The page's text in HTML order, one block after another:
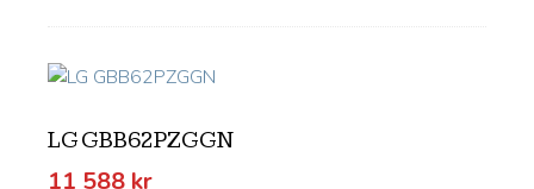
LG GBB62PZGGN
11 588 kr